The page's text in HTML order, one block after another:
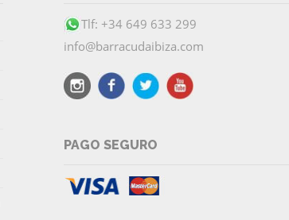
Tlf: +34 649 633 299
info@barracudaibiza.com
PAGO SEGURO